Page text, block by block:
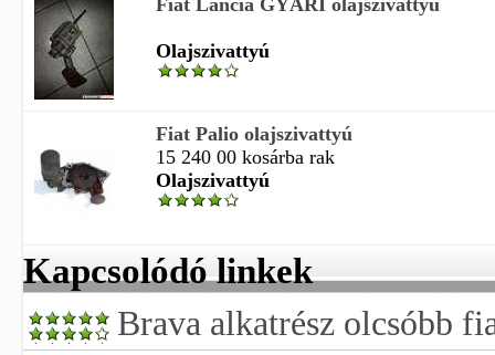
Fiat Lancia GYÁRI olajszivattyú
Olajszivattyú
Fiat Palio olajszivattyú
15 240 00 kosárba rak
Olajszivattyú
Kapcsolódó linkek
Brava alkatrész olcsóbb